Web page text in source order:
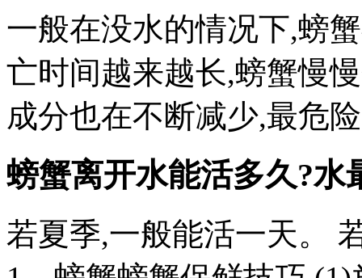
一般在没水的情况下,螃
亡时间越来越长,螃蟹慢
成分也在不断减少,最危
螃蟹离开水能活多久?水
若夏季,一般能活一天。